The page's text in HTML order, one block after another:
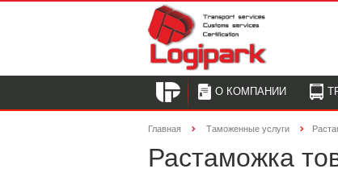
О КОМПАНИИ
Главная Таможенные услуги
Растаможка